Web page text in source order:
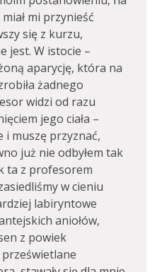
mi przynieść
się z kurzu,
jest. W istocie –
aparycję, która na
żadnego
widzi od razu
jego ciała –
i muszę przyznać,
już nie odbyłem tak
ta z profesorem
w cieniu
labiryntowe
aniołów,
z powiek
prześwietlane